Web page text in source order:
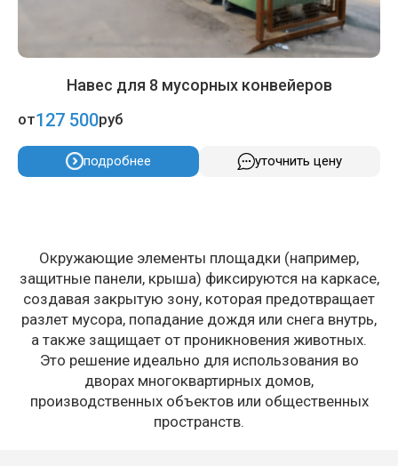
Навес для 8 мусорных конвейеров
от127 500руб
подробнее уточнить цену
Окружающие элементы площадки (например,
защитные панели, крыша) фиксируются на каркасе,
создавая закрытую зону, которая предотвращает
разлет мусора, попадание дождя или снега внутрь,
а также защищает от проникновения животных.
Это решение идеально для использования во
дворах многоквартирных домов,
производственных объектов или общественных
пространств.